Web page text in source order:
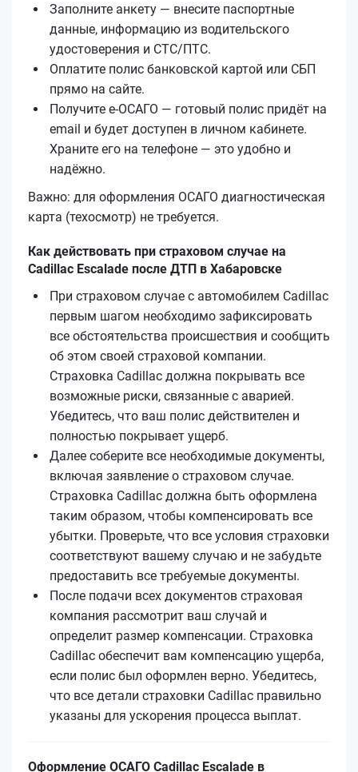
Заполните анкету — внесите паспортные
данные, информацию из водительского
удостоверения и СТС/ПТС.
Оплатите полис банковской картой или СБП
прямо на сайте.
Получите е‑ОСАГО — готовый полис придёт на
email и будет доступен в личном кабинете.
Храните его на телефоне — это удобно и
надёжно.
Важно: для оформления ОСАГО диагностическая
карта (техосмотр) не требуется.
Как действовать при страховом случае на
Cadillac Escalade после ДТП в Хабаровске
При страховом случае с автомобилем Cadillac
первым шагом необходимо зафиксировать
все обстоятельства происшествия и сообщить
об этом своей страховой компании.
Страховка Cadillac должна покрывать все
возможные риски, связанные с аварией.
Убедитесь, что ваш полис действителен и
полностью покрывает ущерб.
Далее соберите все необходимые документы,
включая заявление о страховом случае.
Страховка Cadillac должна быть оформлена
таким образом, чтобы компенсировать все
убытки. Проверьте, что все условия страховки
соответствуют вашему случаю и не забудьте
предоставить все требуемые документы.
После подачи всех документов страховая
компания рассмотрит ваш случай и
определит размер компенсации. Страховка
Cadillac обеспечит вам компенсацию ущерба,
если полис был оформлен верно. Убедитесь,
что все детали страховки Cadillac правильно
указаны для ускорения процесса выплат.
Оформление ОСАГО Cadillac Escalade в